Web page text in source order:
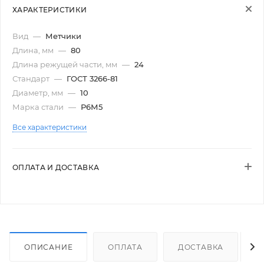
ХАРАКТЕРИСТИКИ
Вид — Метчики
Длина, мм — 80
Длина режущей части, мм — 24
Стандарт — ГОСТ 3266-81
Диаметр, мм — 10
Марка стали — Р6М5
Все характеристики
ОПЛАТА И ДОСТАВКА
ОПИСАНИЕ ОПЛАТА ДОСТАВКА